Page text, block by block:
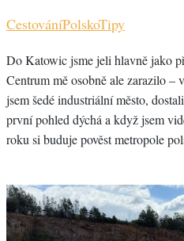
CestováníPolskoTipy
Do Katowic jsme jeli hlavně jako
Centrum mě osobně ale zarazilo –
jsem šedé industriální město,
první pohled dýchá a když jsem
roku si buduje pověst metropole